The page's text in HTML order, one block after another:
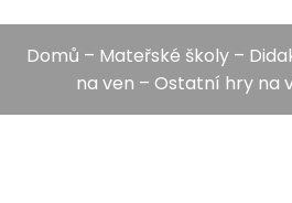
Domů – Mateřské školy–
na ven – Ostatní hry na